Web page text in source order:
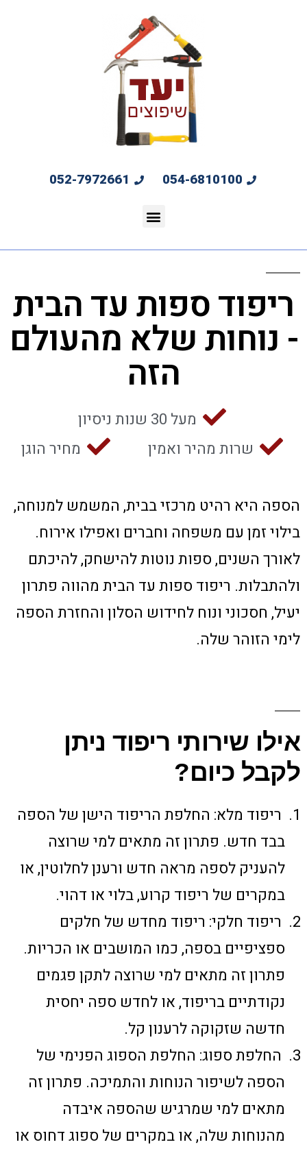
054-6810100
052-7972661
ריפוד ספות עד הבית
- נוחות שלא מהעולם
הזה
מעל 30 שנות ניסיון
שרות מהיר ואמין
מחיר הוגן
הספה היא רהיט מרכזי בבית, המשמש למנוחה,
בילוי זמן עם משפחה וחברים ואפילו אירוח.
לאורך השנים, ספות נוטות להישחק, להיכתם
ולהתבלות. ריפוד ספות עד הבית מהווה פתרון
יעיל, חסכוני ונוח לחידוש הסלון והחזרת הספה
לימי הזוהר שלה.
אילו שירותי ריפוד ניתן
לקבל כיום?
ריפוד מלא: החלפת הריפוד הישן של הספה
בבד חדש. פתרון זה מתאים למי שרוצה
להעניק לספה מראה חדש ורענן לחלוטין, או
במקרים של ריפוד קרוע, בלוי או דהוי.
ריפוד חלקי: ריפוד מחדש של חלקים
ספציפיים בספה, כמו המושבים או הכריות.
פתרון זה מתאים למי שרוצה לתקן פגמים
נקודתיים בריפוד, או לחדש ספה יחסית
חדשה שזקוקה לרענון קל.
החלפת ספוג: החלפת הספוג הפנימי של
הספה לשיפור הנוחות והתמיכה. פתרון זה
מתאים למי שמרגיש שהספה איבדה
מהנוחות שלה, או במקרים של ספוג דחוס או